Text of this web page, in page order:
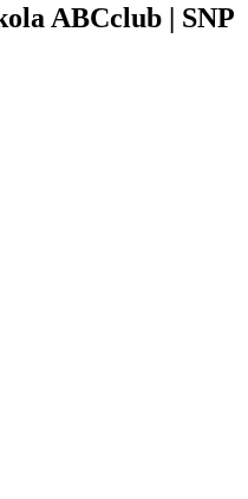
ABCclub | SNP